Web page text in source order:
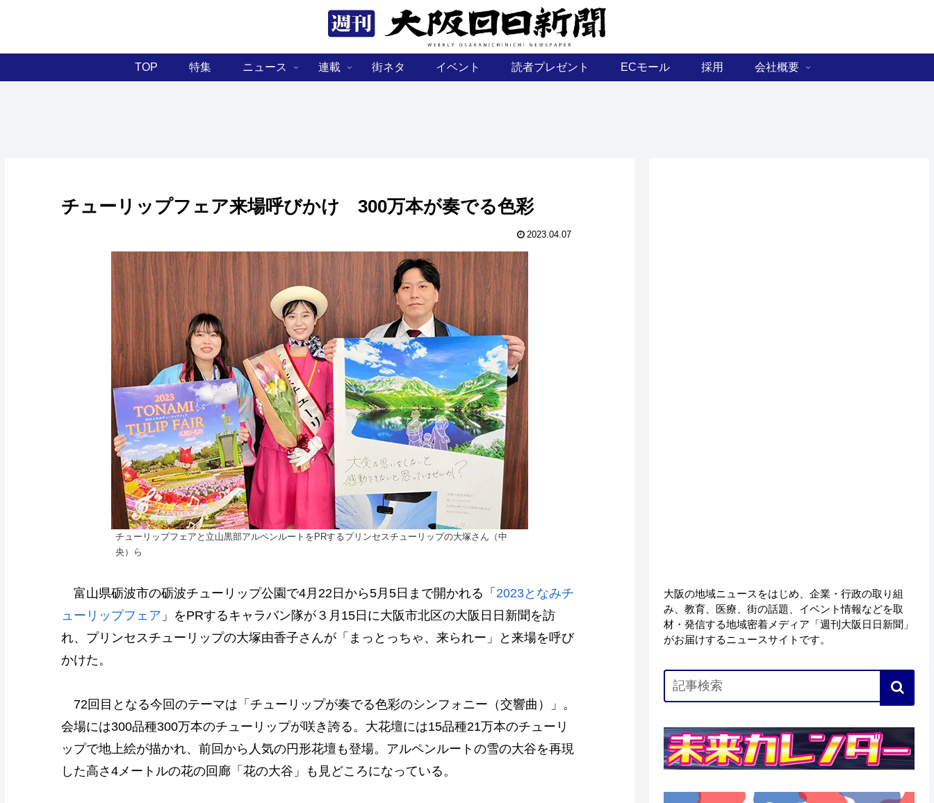
TOP 特集 ニュース 連載 街ネタ イベント 読者プレゼント ECモール 採用 会社概要
チューリップフェア来場呼びかけ 300万本が奏でる色彩
2023.04.07
チューリップフェアと立山黒部アルペンルートをPRするプリンセスチューリップの大塚さん（中
央）ら
富山県砺波市の砺波チューリップ公園で4月22日から5月5日まで開かれる「 2023となみチ
ューリップフェア 」をPRするキャラバン隊が３月15日に大阪市北区の大阪日日新聞を訪
れ、プリンセスチューリップの大塚由香子さんが「まっとっちゃ、来られー」と来場を呼び
かけた。
72回目となる今回のテーマは「チューリップが奏でる色彩のシンフォニー（交響曲）」。
会場には300品種300万本のチューリップが咲き誇る。大花壇には15品種21万本のチューリ
ップで地上絵が描かれ、前回から人気の円形花壇も登場。アルペンルートの雪の大谷を再現
した高さ4メートルの花の回廊「花の大谷」も見どころになっている。
大阪の地域ニュースをはじめ、企業・行政の取り組
み、教育、医療、街の話題、イベント情報などを取
材・発信する地域密着メディア「週刊大阪日日新聞」
がお届けするニュースサイトです。